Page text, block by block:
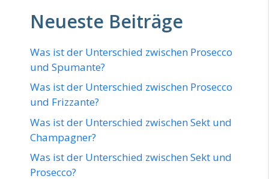
Neueste Beiträge
Was ist der Unterschied zwischen Prosecco
und Spumante?
Was ist der Unterschied zwischen Prosecco
und Frizzante?
Was ist der Unterschied zwischen Sekt und
Champagner?
Was ist der Unterschied zwischen Sekt und
Prosecco?